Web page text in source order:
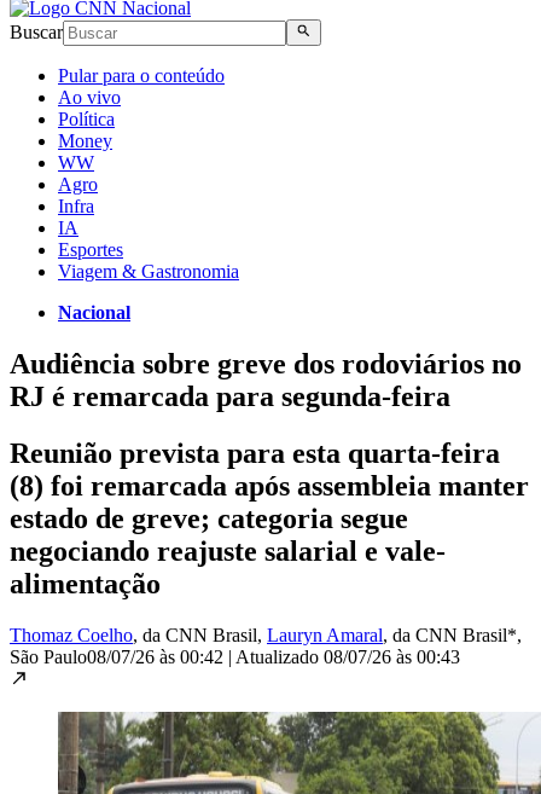
Buscar
Pular para o conteúdo
Ao vivo
Política
Money
WW
Agro
Infra
IA
Esportes
Viagem & Gastronomia
Nacional
Audiência sobre greve dos rodoviários no
RJ é remarcada para segunda-feira
Reunião prevista para esta quarta-feira
(8) foi remarcada após assembleia manter
estado de greve; categoria segue
negociando reajuste salarial e vale-
alimentação
Thomaz Coelho, da CNN Brasil, Lauryn Amaral, da CNN Brasil*,
São Paulo08/07/26 às 00:42 | Atualizado 08/07/26 às 00:43